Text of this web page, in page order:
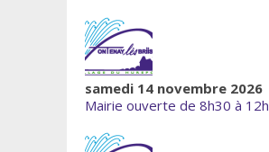
samedi 14 novembre 2026
Mairie ouverte de 8h30 à 12h